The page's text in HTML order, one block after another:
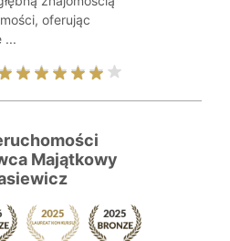
oferując
...
Majątkowy